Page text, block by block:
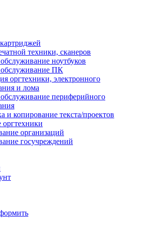
техники, сканеров
ноутбуков
ПК
оргтехники, электронного
и лома
периферийного
и копирование текста/проектов
организаций
госучреждений